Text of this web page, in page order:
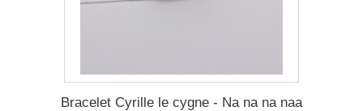
Bracelet Cyrille le cygne - Na na na naa